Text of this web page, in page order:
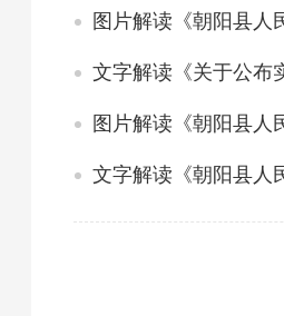
文字解读《关于公布
图片解读《朝阳县人
文字解读《朝阳县人